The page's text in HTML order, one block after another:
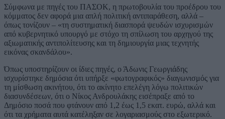
Σύμφωνα με πηγές του ΠΑΣΟΚ, η πρωτοβουλία του προέδρου του
κόμματος δεν αφορά μια απλή πολιτική αντιπαράθεση, αλλά –
όπως τονίζουν – «τη συστηματική διασπορά ψευδών ισχυρισμών
από κυβερνητικό υπουργό με στόχο τη σπίλωση του αρχηγού της
αξιωματικής αντιπολίτευσης και τη δημιουργία μιας τεχνητής
εικόνας σκανδάλου».
Όπως υποστηρίζουν οι ίδιες πηγές, ο Άδωνις Γεωργιάδης
ισχυρίστηκε δημόσια ότι υπήρξε «φωτογραφικός» διαγωνισμός για
τη μίσθωση ακινήτου, ότι το ακίνητο επελέγη λόγω πολιτικών
διασυνδέσεων, ότι ο Νίκος Ανδρουλάκης εισέπραξε από το
Δημόσιο ποσά που φτάνουν από 1,2 έως 1,5 εκατ. ευρώ, αλλά και
ότι τα χρήματα αυτά κατέληξαν σε λογαριασμούς στο εξωτερικό.